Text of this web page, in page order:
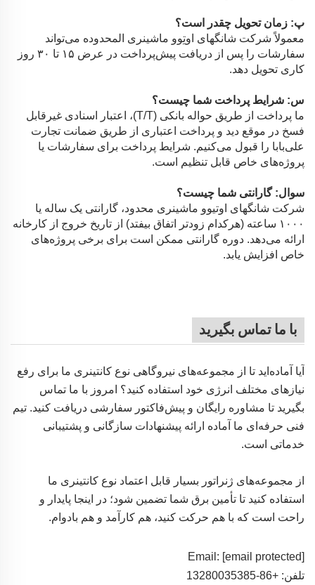
پ: زمان تحویل چقدر است؟
معمولاً شرکت شانگهای اوتِوو ماشینری المحدوده می‌تواند
سفارشات را پس از دریافت پیش‌پرداخت در عرض ۱۵ تا ۳۰ روز
کاری تحویل دهد.
س: شرایط پرداخت شما چیست؟
ما پرداخت از طریق حواله بانکی (T/T)، اعتبار اسنادی غیرقابل
فسخ در موقع دید و پرداخت اعتباری از طریق ضمانت تجارت
علی‌بابا را قبول می‌کنیم. شرایط پرداخت برای سفارشات یا
پروژه‌های خاص قابل تنظیم است.
سوال: گارانتی شما چیست؟
شرکت شانگهای اوتیوو ماشینری محدود، گارانتی یک ساله یا
۱۰۰۰ ساعته (هرکدام زودتر اتفاق بیفتد) از تاریخ خروج از کارخانه
ارائه می‌دهد. دوره گارانتی ممکن است برای برخی پروژه‌های
خاص افزایش یابد.
با ما تماس بگیرید
آیا آماده‌اید تا از مجموعه‌های نیروگاهی نوع کانتینری ما برای رفع
نیازهای مختلف انرژی خود استفاده کنید؟ امروز با ما تماس
بگیرید تا مشاوره رایگان و پیش‌فاکتور سفارشی دریافت کنید. تیم
فنی حرفه‌ای ما آماده ارائه پیشنهادات سازگانی و پشتیبانی
خدماتی است.
از مجموعه‌های ژنراتور بسیار قابل اعتماد نوع کانتینری ما
استفاده کنید تا تأمین برق شما تضمین شود؛ در اینجا پایدار و
راحت است که با هم حرکت کنید، هم کارآمد و هم بادوام.
Email: [email protected]
تلفن: +86-13280035385